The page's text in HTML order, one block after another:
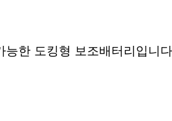
능한 도킹형 보조배터리입니